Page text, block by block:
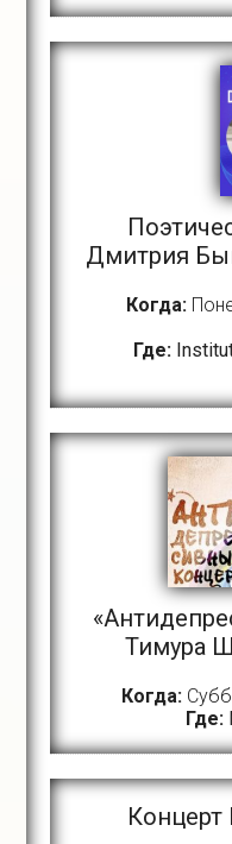
Дмитрия
Когда:
Где:
Тимура
Когда:
Где: